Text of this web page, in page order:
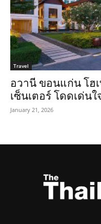
Travel
อวานี ขอนแก่น โฮ
เซ็นเตอร์ โดดเด่นใ
January 21, 2026